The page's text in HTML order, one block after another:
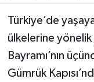
Türkiye’de
ülkelerine
Bayramı’nın
Gümrük